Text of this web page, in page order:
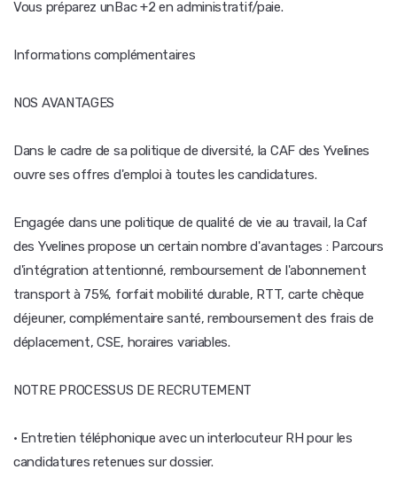
Vous préparez unBac +2 en administratif/paie.
Informations complémentaires
NOS AVANTAGES
Dans le cadre de sa politique de diversité, la CAF des Yvelines
ouvre ses offres d'emploi à toutes les candidatures.
Engagée dans une politique de qualité de vie au travail, la Caf
des Yvelines propose un certain nombre d'avantages : Parcours
d'intégration attentionné, remboursement de l'abonnement
transport à 75%, forfait mobilité durable, RTT, carte chèque
déjeuner, complémentaire santé, remboursement des frais de
déplacement, CSE, horaires variables.
NOTRE PROCESSUS DE RECRUTEMENT
· Entretien téléphonique avec un interlocuteur RH pour les
candidatures retenues sur dossier.